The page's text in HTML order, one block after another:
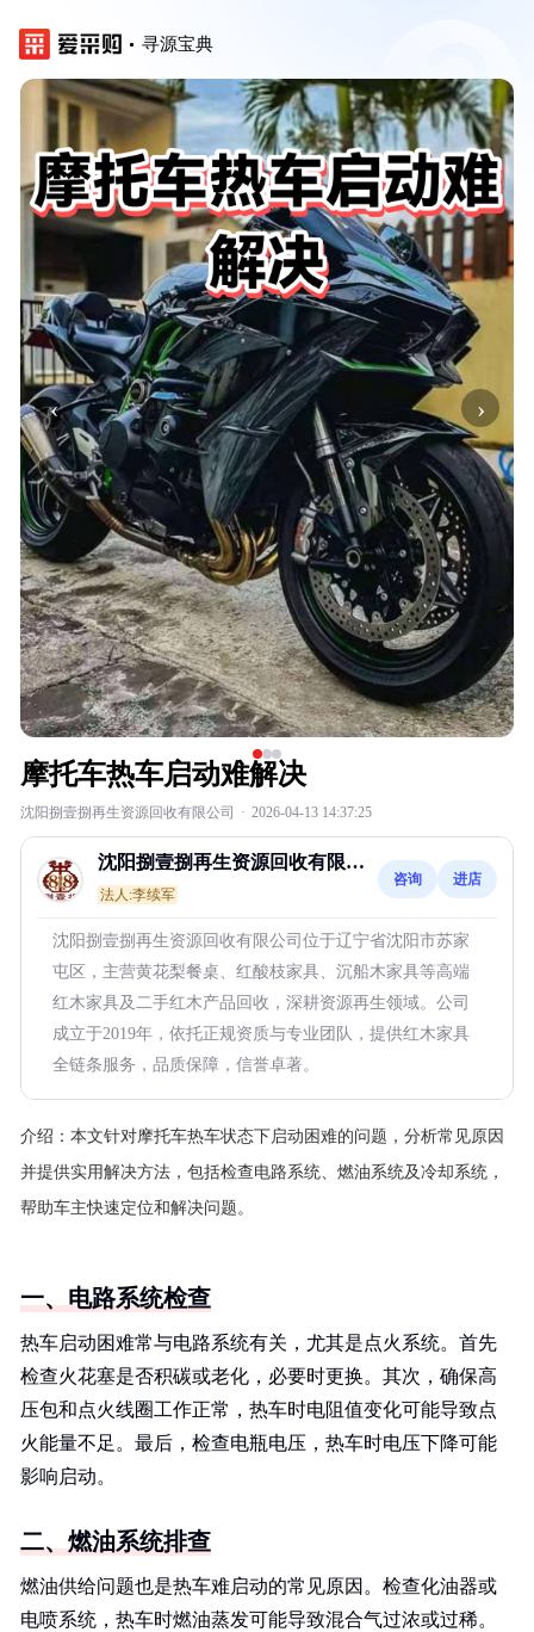
寻源宝典
‹ ›
摩托车热车启动难解决
沈阳捌壹捌再生资源回收有限公司 · 2026-04-13 14:37:25
沈阳捌壹捌再生资源回收有限公
司
法人:李续军
咨询 进店
沈阳捌壹捌再生资源回收有限公司位于辽宁省沈阳市苏家
屯区，主营黄花梨餐桌、红酸枝家具、沉船木家具等高端
红木家具及二手红木产品回收，深耕资源再生领域。公司
成立于2019年，依托正规资质与专业团队，提供红木家具
全链条服务，品质保障，信誉卓著。
介绍： 本文针对摩托车热车状态下启动困难的问题，分析常见原因
并提供实用解决方法，包括检查电路系统、燃油系统及冷却系统，
帮助车主快速定位和解决问题。
一、电路系统检查
热车启动困难常与电路系统有关，尤其是点火系统。首先
检查火花塞是否积碳或老化，必要时更换。其次，确保高
压包和点火线圈工作正常，热车时电阻值变化可能导致点
火能量不足。最后，检查电瓶电压，热车时电压下降可能
影响启动。
二、燃油系统排查
燃油供给问题也是热车难启动的常见原因。检查化油器或
电喷系统，热车时燃油蒸发可能导致混合气过浓或过稀。